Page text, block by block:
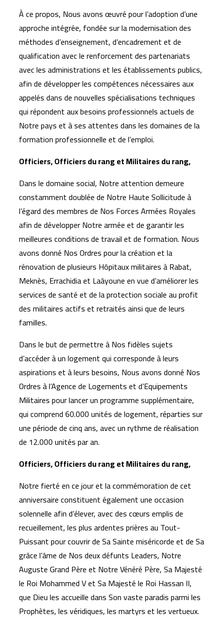
À ce propos, Nous avons œuvré pour l’adoption d’une
approche intégrée, fondée sur la modernisation des
méthodes d’enseignement, d’encadrement et de
qualification avec le renforcement des partenariats
avec les administrations et les établissements publics,
afin de développer les compétences nécessaires aux
appelés dans de nouvelles spécialisations techniques
qui répondent aux besoins professionnels actuels de
Notre pays et à ses attentes dans les domaines de la
formation professionnelle et de l’emploi.
Officiers, Officiers du rang et Militaires du rang,
Dans le domaine social, Notre attention demeure
constamment doublée de Notre Haute Sollicitude à
l’égard des membres de Nos Forces Armées Royales
afin de développer Notre armée et de garantir les
meilleures conditions de travail et de formation. Nous
avons donné Nos Ordres pour la création et la
rénovation de plusieurs Hôpitaux militaires à Rabat,
Meknès, Errachidia et Laâyoune en vue d’améliorer les
services de santé et de la protection sociale au profit
des militaires actifs et retraités ainsi que de leurs
familles.
Dans le but de permettre à Nos fidèles sujets
d’accéder à un logement qui corresponde à leurs
aspirations et à leurs besoins, Nous avons donné Nos
Ordres à l’Agence de Logements et d’Equipements
Militaires pour lancer un programme supplémentaire,
qui comprend 60.000 unités de logement, réparties sur
une période de cinq ans, avec un rythme de réalisation
de 12.000 unités par an.
Officiers, Officiers du rang et Militaires du rang,
Notre fierté en ce jour et la commémoration de cet
anniversaire constituent également une occasion
solennelle afin d’élever, avec des cœurs emplis de
recueillement, les plus ardentes prières au Tout-
Puissant pour couvrir de Sa Sainte miséricorde et de Sa
grâce l’âme de Nos deux défunts Leaders, Notre
Auguste Grand Père et Notre Vénéré Père, Sa Majesté
le Roi Mohammed V et Sa Majesté le Roi Hassan II,
que Dieu les accueille dans Son vaste paradis parmi les
Prophètes, les véridiques, les martyrs et les vertueux.